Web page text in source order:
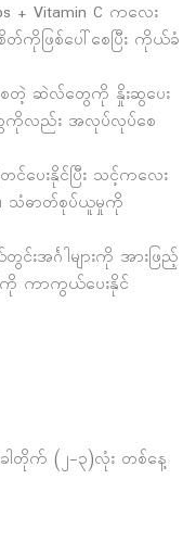
+ Vitamin C ကလေး
ကိုဖြစ်ပေါ်စေပြီး ကိုယ်ခံ
ေတဲ့ ဆဲလ်တွေကို နှိုးဆွပေး
ကိုလည်း အလုပ်လုပ်စေ
ပေးနိုင်ပြီး သင့်ကလေး
ဓာတ်စုပ်ယူမှုကို
အင်္ဂါများကို အားဖြည့်
ထိကို ကာကွယ်ပေးနိုင်
ါတိုက် (၂-၃)လုံး တစ်နေ့